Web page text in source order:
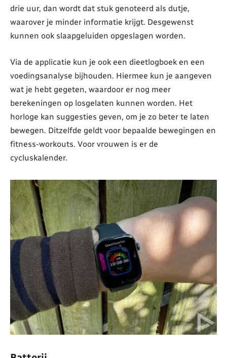
drie uur, dan wordt dat stuk genoteerd als dutje,
waarover je minder informatie krijgt. Desgewenst
kunnen ook slaapgeluiden opgeslagen worden.
Via de applicatie kun je ook een dieetlogboek en een
voedingsanalyse bijhouden. Hiermee kun je aangeven
wat je hebt gegeten, waardoor er nog meer
berekeningen op losgelaten kunnen worden. Het
horloge kan suggesties geven, om je zo beter te laten
bewegen. Ditzelfde geldt voor bepaalde bewegingen en
fitness-workouts. Voor vrouwen is er de
cycluskalender.